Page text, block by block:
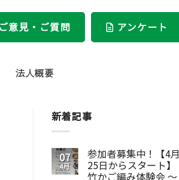
ご意見・ご質問 アンケート
法人概要
新着記事
07
4月
参加者募集中！【4月
25日からスタート】
竹かご編み体験会 ～